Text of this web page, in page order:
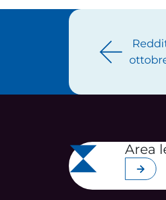
Area
Scopri